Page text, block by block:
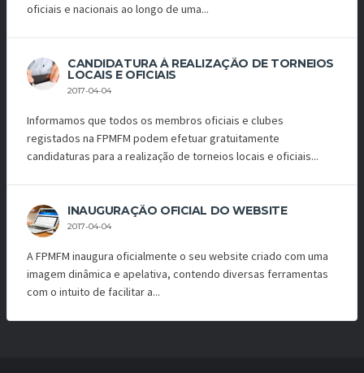
oficiais e nacionais ao longo de uma...
CANDIDATURA À REALIZAÇÃO DE TORNEIOS
LOCAIS E OFICIAIS
2017-04-04
Informamos que todos os membros oficiais e clubes
registados na FPMFM podem efetuar gratuitamente
candidaturas para a realização de torneios locais e oficiais...
INAUGURAÇÃO OFICIAL DO WEBSITE
2017-04-04
A FPMFM inaugura oficialmente o seu website criado com uma
imagem dinâmica e apelativa, contendo diversas ferramentas
com o intuito de facilitar a...